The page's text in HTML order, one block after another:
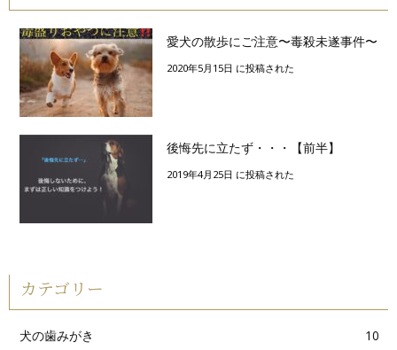
愛犬の散歩にご注意〜毒殺未遂事件〜
2020年5月15日 に投稿された
後悔先に立たず・・・【前半】
2019年4月25日 に投稿された
カテゴリー
犬の歯みがき
10